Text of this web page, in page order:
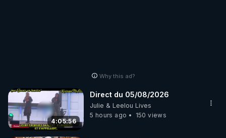
Why this ad?
4:05:56
Direct du 05/08/2026
Julie & Leelou Lives
5 hours ago
150 views